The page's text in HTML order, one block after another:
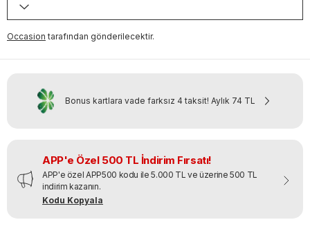
Occasion tarafından gönderilecektir.
Bonus kartlara vade farksız 4 taksit! Aylık 74 TL
APP'e Özel 500 TL İndirim Fırsatı!
APP'e özel APP500 kodu ile 5.000 TL ve üzerine 500 TL
indirim kazanın.
Kodu Kopyala